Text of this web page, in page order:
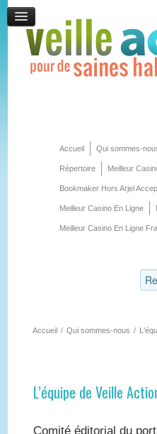
Accueil Qui sommes-
Répertoire Meilleur
Bookmaker Hors Arjel
Meilleur Casino En Ligne
Meilleur Casino En Ligne
Accueil / Qui sommes-nous /
L’équipe de Veille
Comité éditorial du